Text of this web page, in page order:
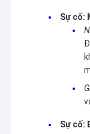
Sự cố:
Sự cố: